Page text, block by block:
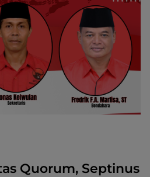
Quorum, Septinus